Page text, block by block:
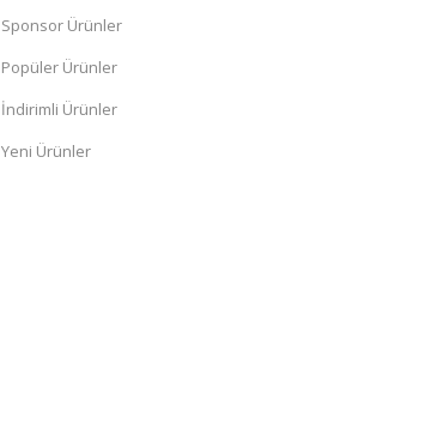
Sponsor Ürünler
Popüler Ürünler
İndirimli Ürünler
Yeni Ürünler